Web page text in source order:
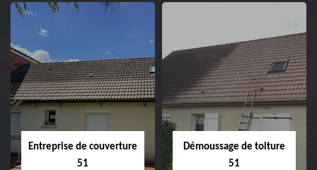
Entreprise de couverture
51
Démoussage de toiture
51